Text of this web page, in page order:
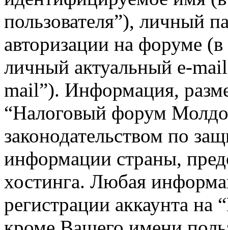
пользователя”), личный
авторизации на форуме
личный актуальный e-
mail”). Информация,
“Налоговый форум
законодательством по
информации страны,
хостинга. Любая
регистрации аккаунта